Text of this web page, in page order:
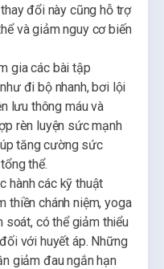
đổi này cũng hỗ trợ
và giảm nguy cơ biến
gia các bài tập
đi bộ nhanh, bơi lội
lưu thông máu và
rèn luyện sức mạnh
tăng cường sức
thể.
hành các kỹ thuật
thiền chánh niệm, yoga
soát, có thể giảm thiểu
với huyết áp. Những
giảm đau ngắn hạn